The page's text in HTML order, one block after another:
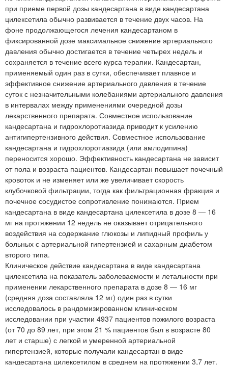
при приеме первой дозы кандесартана в виде кандесартана
цилексетила обычно развивается в течение двух часов. На
фоне продолжающегося лечения кандесартаном в
фиксированной дозе максимальное снижение артериального
давления обычно достигается в течение четырех недель и
сохраняется в течение всего курса терапии. Кандесартан,
применяемый один раз в сутки, обеспечивает плавное и
эффективное снижение артериального давления в течение
суток с незначительными колебаниями артериального давления
в интервалах между применениями очередной дозы
лекарственного препарата. Совместное использование
кандесартана и гидрохлоротиазида приводит к усилению
антигипертензивного действия. Совместное использование
кандесартана и гидрохлоротиазида (или амлодипина)
переносится хорошо. Эффективность кандесартана не зависит
от пола и возраста пациентов. Кандесартан повышает почечный
кровоток и не изменяет или же увеличивает скорость
клубочковой фильтрации, тогда как фильтрационная фракция и
почечное сосудистое сопротивление понижаются. Прием
кандесартана в виде кандесартана цилексетила в дозе 8 — 16
мг на протяжении 12 недель не оказывает отрицательного
воздействия на содержание глюкозы и липидный профиль у
больных с артериальной гипертензией и сахарным диабетом
второго типа.
Клиническое действие кандесартана в виде кандесартана
цилексетила на показатель заболеваемости и летальности при
применении лекарственного препарата в дозе 8 — 16 мг
(средняя доза составляла 12 мг) один раз в сутки
исследовалось в рандомизированном клиническом
исследовании при участии 4937 пациентов пожилого возраста
(от 70 до 89 лет, при этом 21 % пациентов был в возрасте 80
лет и старше) с легкой и умеренной артериальной
гипертензией, которые получали кандесартан в виде
кандесартана цилексетилом в среднем на протяжении 3,7 лет.